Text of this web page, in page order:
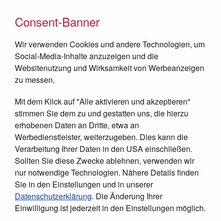
JETZT SPENDEN
Consent-Banner
Wir verwenden Cookies und andere Technologien, um
Social-Media-Inhalte anzuzeigen und die
Websitenutzung und Wirksamkeit von Werbeanzeigen
zu messen.
Mit dem Klick auf "Alle aktivieren und akzeptieren"
stimmen Sie dem zu und gestatten uns, die hierzu
erhobenen Daten an Dritte, etwa an
Werbedienstleister, weiterzugeben. Dies kann die
Verarbeitung Ihrer Daten in den USA einschließen.
Sollten Sie diese Zwecke ablehnen, verwenden wir
nur notwendige Technologien. Nähere Details finden
Sie in den Einstellungen und in unserer
Datenschutzerklärung. Die Änderung Ihrer
Einwilligung ist jederzeit in den Einstellungen möglich.